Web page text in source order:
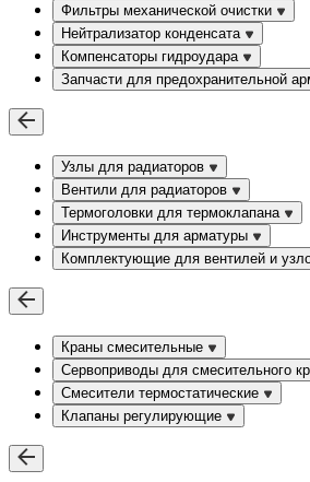
Фильтры механической очистки
Нейтрализатор конденсата
Компенсаторы гидроудара
Запчасти для предохранительной
Узлы для радиаторов
Вентили для радиаторов
Термоголовки для термоклапана
Инструменты для арматуры
Комплектующие для вентилей и
Краны смесительные
Сервоприводы для смесительного
Смесители термостатические
Клапаны регулирующие